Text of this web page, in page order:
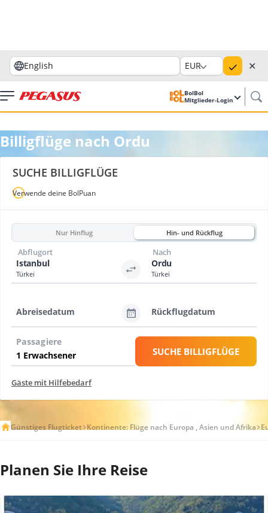
English EUR ✕
BolBol
Mitglieder-Login
Billigflüge nach Ordu
SUCHE BILLIGFLÜGE
Verwende deine BolPuan
Nur Hinflug Hin- und Rückflug
Istanbul
Türkei
Abflugort
Ordu
Türkei
Nach
Abreisedatum Rückflugdatum
Passagiere
SUCHE BILLIGFLÜGE
Gäste mit Hilfebedarf
Günstiges Flugticket Kontinente: Flüge nach Europa , Asien und Afrika
Planen Sie Ihre Reise